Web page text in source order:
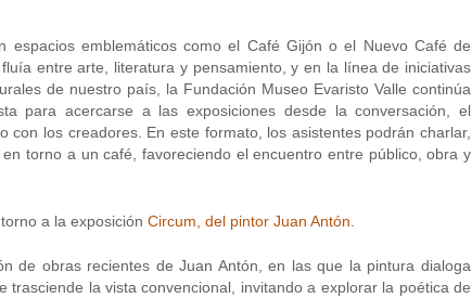
espacios emblemáticos como el Café Gijón o el Nuevo Café de
entre arte, literatura y pensamiento, y en la línea de iniciativas
de nuestro país, la Fundación Museo Evaristo Valle continúa
para acercarse a las exposiciones desde la conversación, el
con los creadores. En este formato, los asistentes podrán charlar,
torno a un café, favoreciendo el encuentro entre público, obra y
a la exposición Circum, del pintor Juan Antón
de obras recientes de Juan Antón, en las que la pintura dialoga
trasciende la vista convencional, invitando a explorar la poética de